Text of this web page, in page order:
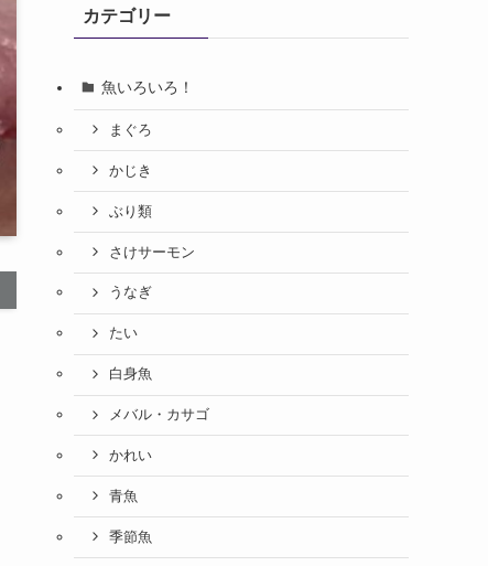
カテゴリー
魚いろいろ！
まぐろ
かじき
ぶり類
さけサーモン
うなぎ
たい
白身魚
メバル・カサゴ
かれい
青魚
季節魚